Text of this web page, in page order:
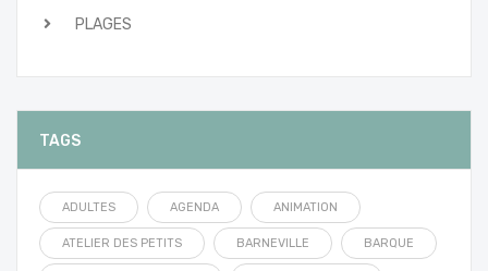
PLAGES
TAGS
ADULTES AGENDA ANIMATION
ATELIER DES PETITS BARNEVILLE BARQUE